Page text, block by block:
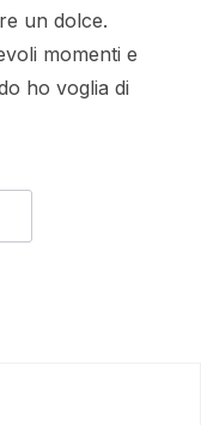
un dolce.
momenti e
ho voglia di